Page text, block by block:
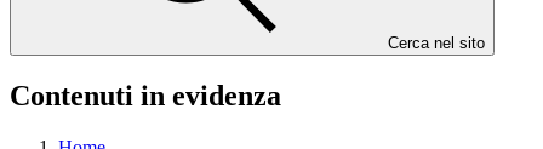
Cerca nel sito
Contenuti in evidenza